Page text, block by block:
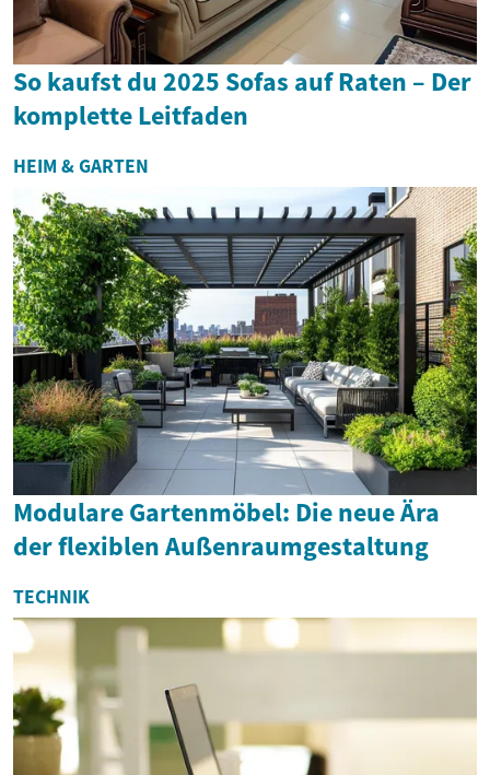
So kaufst du 2025 Sofas auf Raten – Der
komplette Leitfaden
HEIM & GARTEN
Modulare Gartenmöbel: Die neue Ära
der flexiblen Außenraumgestaltung
TECHNIK